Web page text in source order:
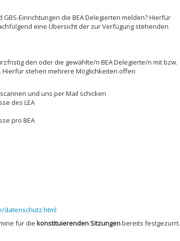
Einrichtungen die BEA Delegierten melden? Hierfür
eine Übersicht der zur Verfügung stehenden
den oder die gewählte/n BEA Delegierte/n mit bzw.
stehen mehrere Möglichkeiten offen
und uns per Mail schicken
des LEA
pro BEA
datenschutz.html
für die konstituierenden Sitzungenbereits festgezurrt.